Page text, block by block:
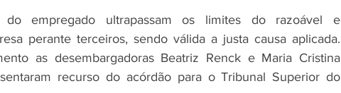
do empregado ultrapassam os limites do razoável e
perante terceiros, sendo válida a justa causa aplicada.
as desembargadoras Beatriz Renck e Maria Cristina
recurso do acórdão para o Tribunal Superior do